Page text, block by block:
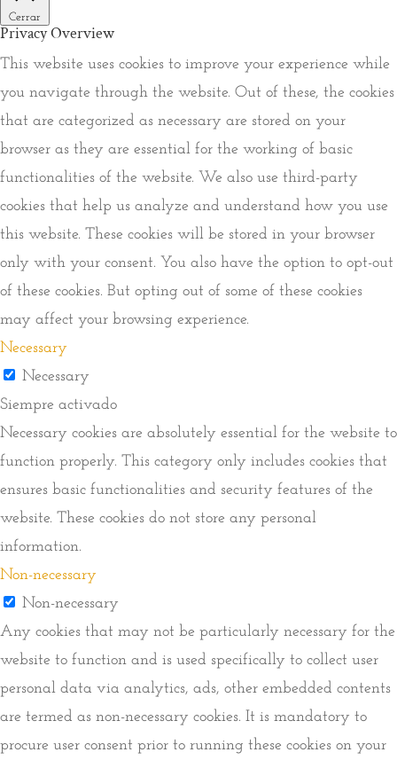
Cerrar
Privacy Overview
This website uses cookies to improve your experience while
you navigate through the website. Out of these, the cookies
that are categorized as necessary are stored on your
browser as they are essential for the working of basic
functionalities of the website. We also use third-party
cookies that help us analyze and understand how you use
this website. These cookies will be stored in your browser
only with your consent. You also have the option to opt-out
of these cookies. But opting out of some of these cookies
may affect your browsing experience.
Necessary
Necessary
Siempre activado
Necessary cookies are absolutely essential for the website to
function properly. This category only includes cookies that
ensures basic functionalities and security features of the
website. These cookies do not store any personal
information.
Non-necessary
Non-necessary
Any cookies that may not be particularly necessary for the
website to function and is used specifically to collect user
personal data via analytics, ads, other embedded contents
are termed as non-necessary cookies. It is mandatory to
procure user consent prior to running these cookies on your